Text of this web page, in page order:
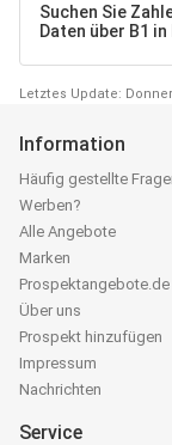
Suchen Sie
Daten über B1
Letztes Update:
Information
Häufig gestellte
Werben?
Alle Angebote
Marken
Prospektangebote.de
Über uns
Prospekt hinzufügen
Impressum
Nachrichten
Service